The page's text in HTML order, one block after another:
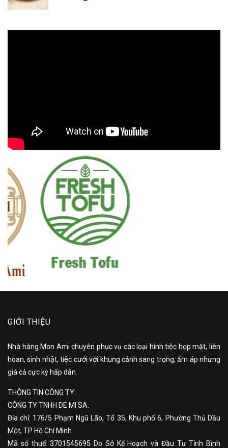
GIỚI THIỆU
Nhà hàng Mon Ami chuyên phục vụ các loại hình tiệc họp mặt, liên
hoan, sinh nhật, tiệc cưới với khung cảnh sang trọng, ấm áp nhưng
giá cả cực kỳ hấp dẫn.
THÔNG TIN CÔNG TY:
CÔNG TY TNHH DE MI SA.
Địa chỉ: 176/5 Phạm Ngũ Lão, Tổ 35, Khu phố 6, Phường Thủ Dầu
Một, TP Hồ Chí Minh
Mã số thuế: 3701545695 Do Sở Kế Hoạch và Đầu Tư Tỉnh Bình